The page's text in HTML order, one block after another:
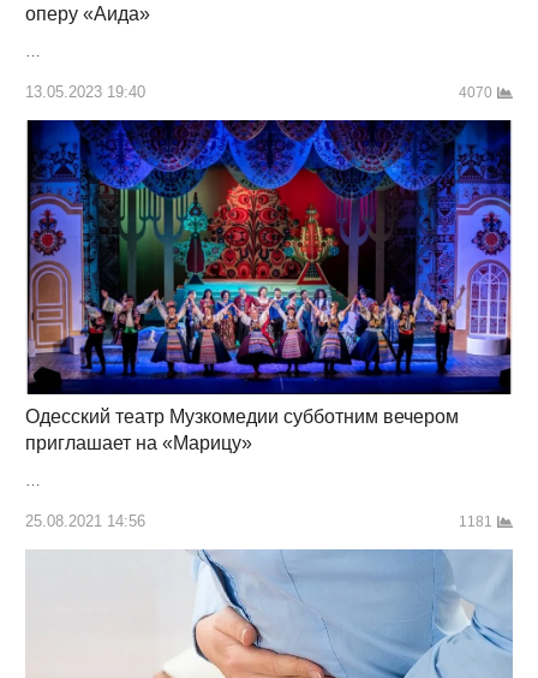
оперу «Аида»
…
13.05.2023 19:40 4070
Одесский театр Музкомедии субботним вечером
приглашает на «Марицу»
…
25.08.2021 14:56 1181